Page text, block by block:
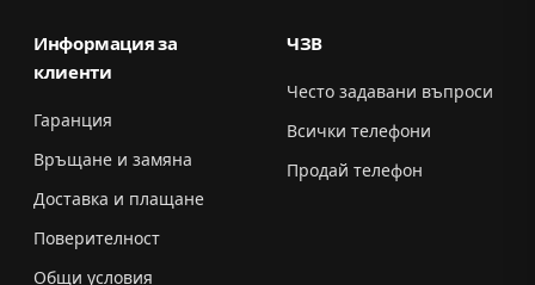
Информация за
клиенти
Гаранция
Връщане и замяна
Доставка и плащане
Поверителност
Общи условия
ЧЗВ
Често задавани въпроси
Всички телефони
Продай телефон